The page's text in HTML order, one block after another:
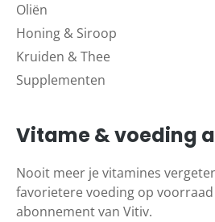
Oliën
Honing & Siroop
Kruiden & Thee
Supplementen
Vitame & voeding
Nooit meer je vitamines
favorietere voeding op
abonnement van Vitiv.